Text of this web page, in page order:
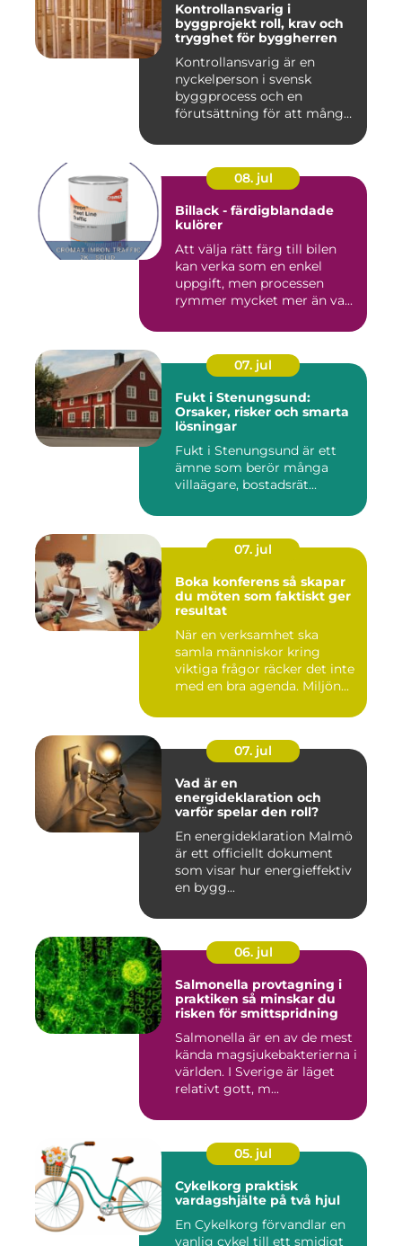
Kontrollansvarig i
byggprojekt roll, krav och
trygghet för byggherren
Kontrollansvarig är en
nyckelperson i svensk
byggprocess och en
förutsättning för att många
08. jul
Billack - färdigblandade
kulörer
Att välja rätt färg till bilen
kan verka som en enkel
uppgift, men processen
rymmer mycket mer än va...
07. jul
Fukt i Stenungsund:
Orsaker, risker och smarta
lösningar
Fukt i Stenungsund är ett
ämne som berör många
villaägare, bostadsrät...
07. jul
Boka konferens så skapar
du möten som faktiskt ger
resultat
När en verksamhet ska
samla människor kring
viktiga frågor räcker det inte
med en bra agenda. Miljön...
07. jul
Vad är en
energideklaration och
varför spelar den roll?
En energideklaration Malmö
är ett officiellt dokument
som visar hur energieffektiv
en bygg...
06. jul
Salmonella provtagning i
praktiken så minskar du
risken för smittspridning
Salmonella är en av de mest
kända magsjukebakterierna i
världen. I Sverige är läget
relativt gott, m...
05. jul
Cykelkorg praktisk
vardagshjälte på två hjul
En Cykelkorg förvandlar en
vanlig cykel till ett smidigt